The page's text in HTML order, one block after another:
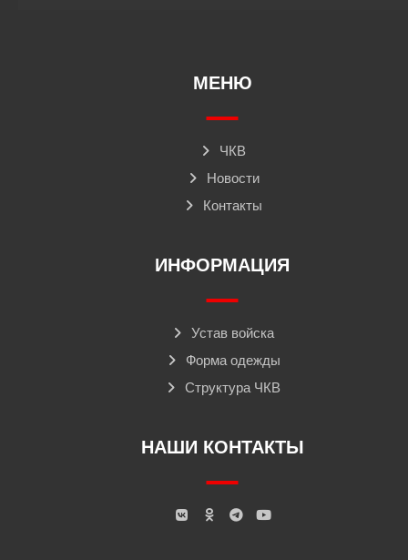
МЕНЮ
ЧКВ
Новости
Контакты
ИНФОРМАЦИЯ
Устав войска
Форма одежды
Структура ЧКВ
НАШИ КОНТАКТЫ